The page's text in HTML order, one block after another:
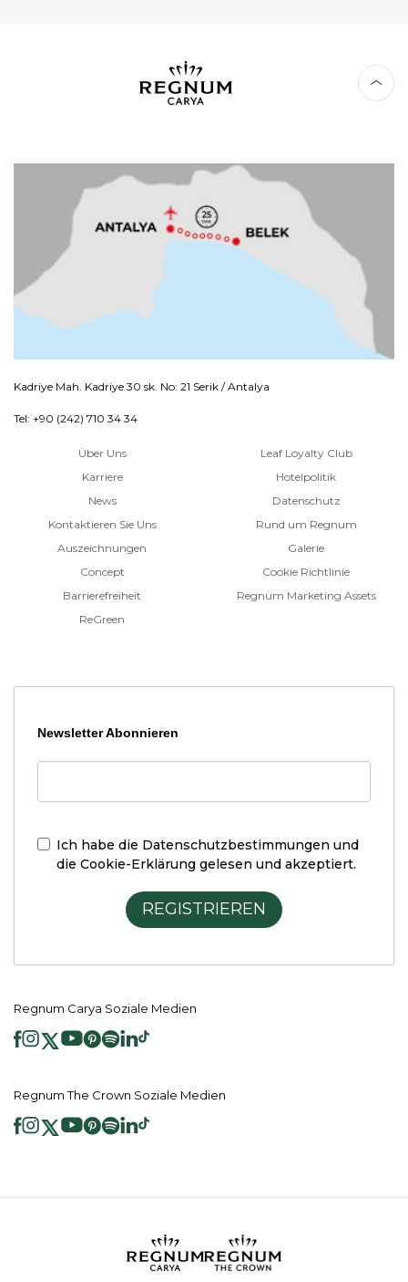
Kadriye Mah. Kadriye 30 sk. No: 21 Serik / Antalya
Tel: +90 (242) 710 34 34
Über Uns
Karriere
News
Kontaktieren Sie Uns
Auszeichnungen
Concept
Barrierefreiheit
ReGreen
Leaf Loyalty Club
Hotelpolitik
Datenschutz
Rund um Regnum
Galerie
Cookie Richtlinie
Regnum Marketing Assets
Newsletter Abonnieren
Ich habe die Datenschutzbestimmungen und
die Cookie-Erklärung gelesen und akzeptiert.
REGISTRIEREN
Regnum Carya Soziale Medien
Regnum The Crown Soziale Medien